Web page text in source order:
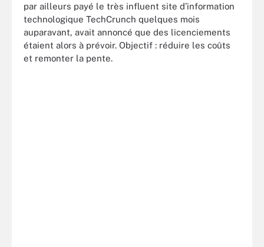
par ailleurs payé le très influent site d’information
technologique TechCrunch quelques mois
auparavant, avait annoncé que des licenciements
étaient alors à prévoir. Objectif : réduire les coûts
et remonter la pente.